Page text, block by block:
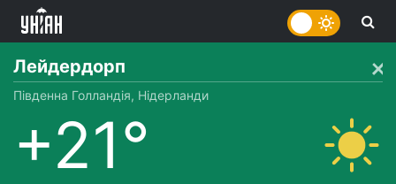
Лейдердорп
Південна Голландія, Нідерланди
+21°